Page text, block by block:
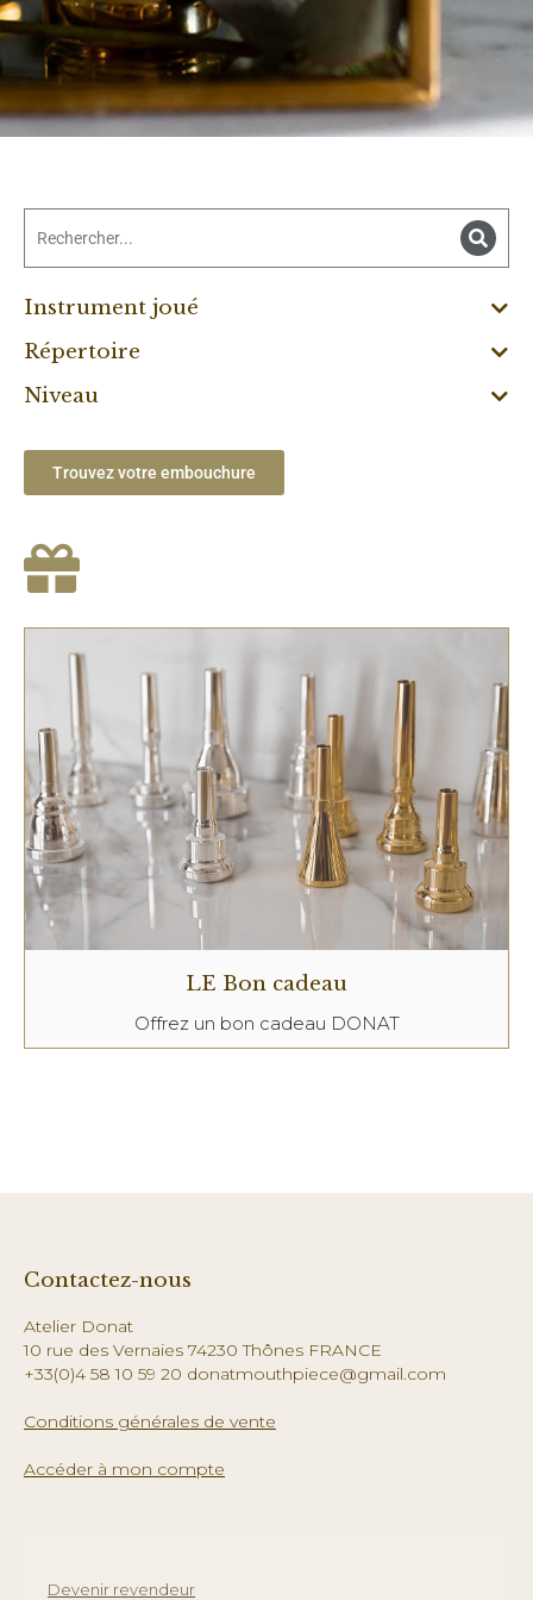
Instrument joué
Répertoire
Niveau
Trouvez votre embouchure
LE Bon cadeau
Offrez un bon cadeau DONAT
Contactez-nous
Atelier Donat
10 rue des Vernaies 74230 Thônes FRANCE
+33(0)4 58 10 59 20 donatmouthpiece@gmail.com
Conditions générales de vente
Accéder à mon compte
Devenir revendeur